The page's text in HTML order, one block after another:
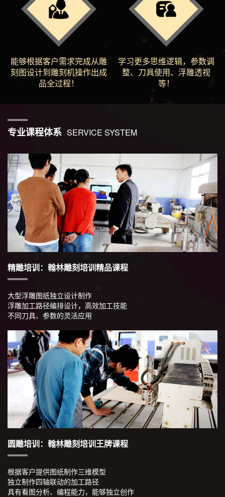
能够根据客户需求完成从雕
刻图设计到雕刻机操作出成
品全过程！
学习更多思维逻辑，参数调
整、刀具使用、浮雕透视
等！
专业课程体系 SERVICE SYSTEM
精雕培训：翰林雕刻培训精品课程
大型浮雕图纸独立设计制作
浮雕加工路径编排设计，高效加工技能
不同刀具、参数的灵活应用
圆雕培训：翰林雕刻培训王牌课程
根据客户提供图纸制作三维模型
独立制作四轴联动的加工路径
具有看图分析、编程能力，能够独立创作